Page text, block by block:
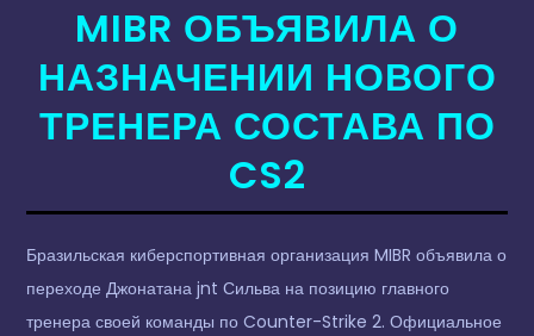
MIBR ОБЪЯВИЛА О
НАЗНАЧЕНИИ НОВОГО
ТРЕНЕРА СОСТАВА ПО
CS2
Бразильская киберспортивная организация MIBR объявила о
переходе Джонатана jnt Сильва на позицию главного
тренера своей команды по Counter-Strike 2. Официальное